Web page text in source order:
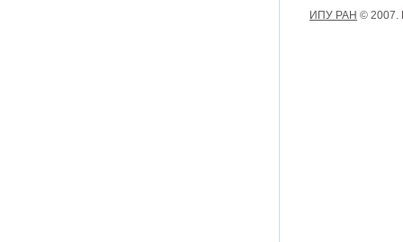
ИПУ РАН © 2007.